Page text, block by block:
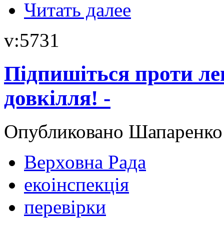
Читать далее
v:5731
Підпишіться проти
довкілля! -
Опубликовано
Верховна Рада
екоінспекція
перевірки